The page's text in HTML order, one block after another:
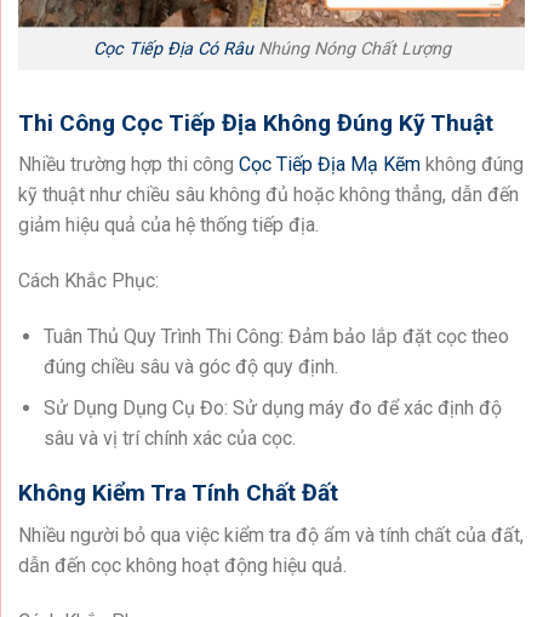
Cọc Tiếp Địa Có RâuNhúng Nóng Chất Lượng
Thi Công Cọc Tiếp Địa Không Đúng Kỹ Thuật
Nhiều trường hợp thi công Cọc Tiếp Địa Mạ Kẽm không đúng
kỹ thuật như chiều sâu không đủ hoặc không thẳng, dẫn đến
giảm hiệu quả của hệ thống tiếp địa.
Cách Khắc Phục:
Tuân Thủ Quy Trình Thi Công: Đảm bảo lắp đặt cọc theo
đúng chiều sâu và góc độ quy định.
Sử Dụng Dụng Cụ Đo: Sử dụng máy đo để xác định độ
sâu và vị trí chính xác của cọc.
Không Kiểm Tra Tính Chất Đất
Nhiều người bỏ qua việc kiểm tra độ ẩm và tính chất của đất,
dẫn đến cọc không hoạt động hiệu quả.